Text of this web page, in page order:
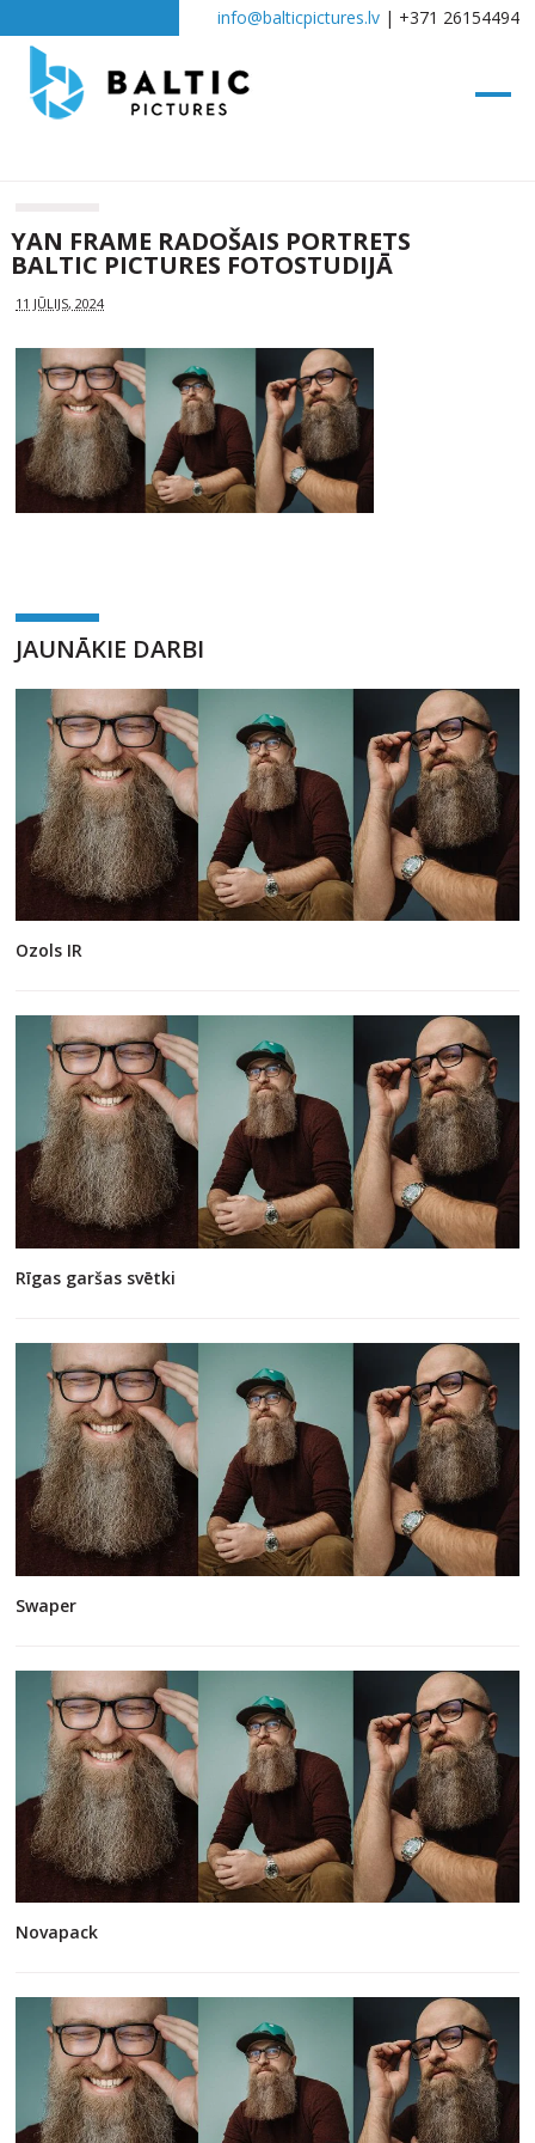
info@balticpictures.lv| +371 26154494
YAN FRAME RADOŠAIS PORTRETS
BALTIC PICTURES FOTOSTUDIJĀ
11 JŪLIJS, 2024
JAUNĀKIE DARBI
Ozols IR
Rīgas garšas svētki
Swaper
Novapack